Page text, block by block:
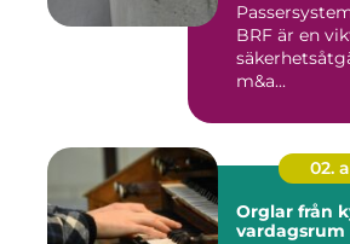
BRF är en
m&a...
02.
Orglar från kyrkorum till
vardagsrum